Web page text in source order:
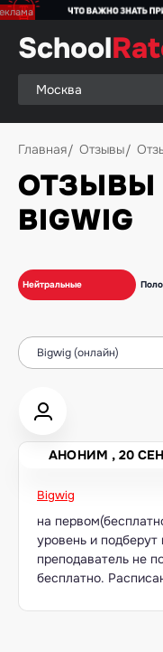
School
Rate
Рейтинг
Online-
рейтинг
Отзывы
студентов
Новые
Ищу курс:
английского
город:
Москва
другой
кабинет
школы
School
Главная Отзывы
ОТЗЫВЫ
BIGWIG
Нейтральные
Bigwig
АНОНИМ , 20
на
уровень и
преподаватель не
бесплатно.